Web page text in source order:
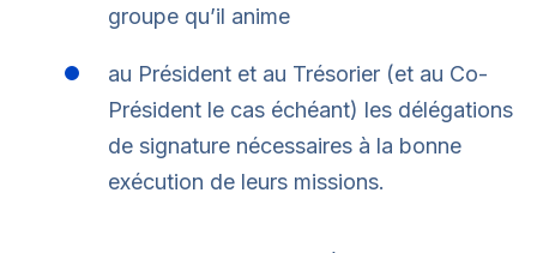
groupe qu’il anime
au Président et au Trésorier (et au Co-
Président le cas échéant) les délégations
de signature nécessaires à la bonne
exécution de leurs missions.